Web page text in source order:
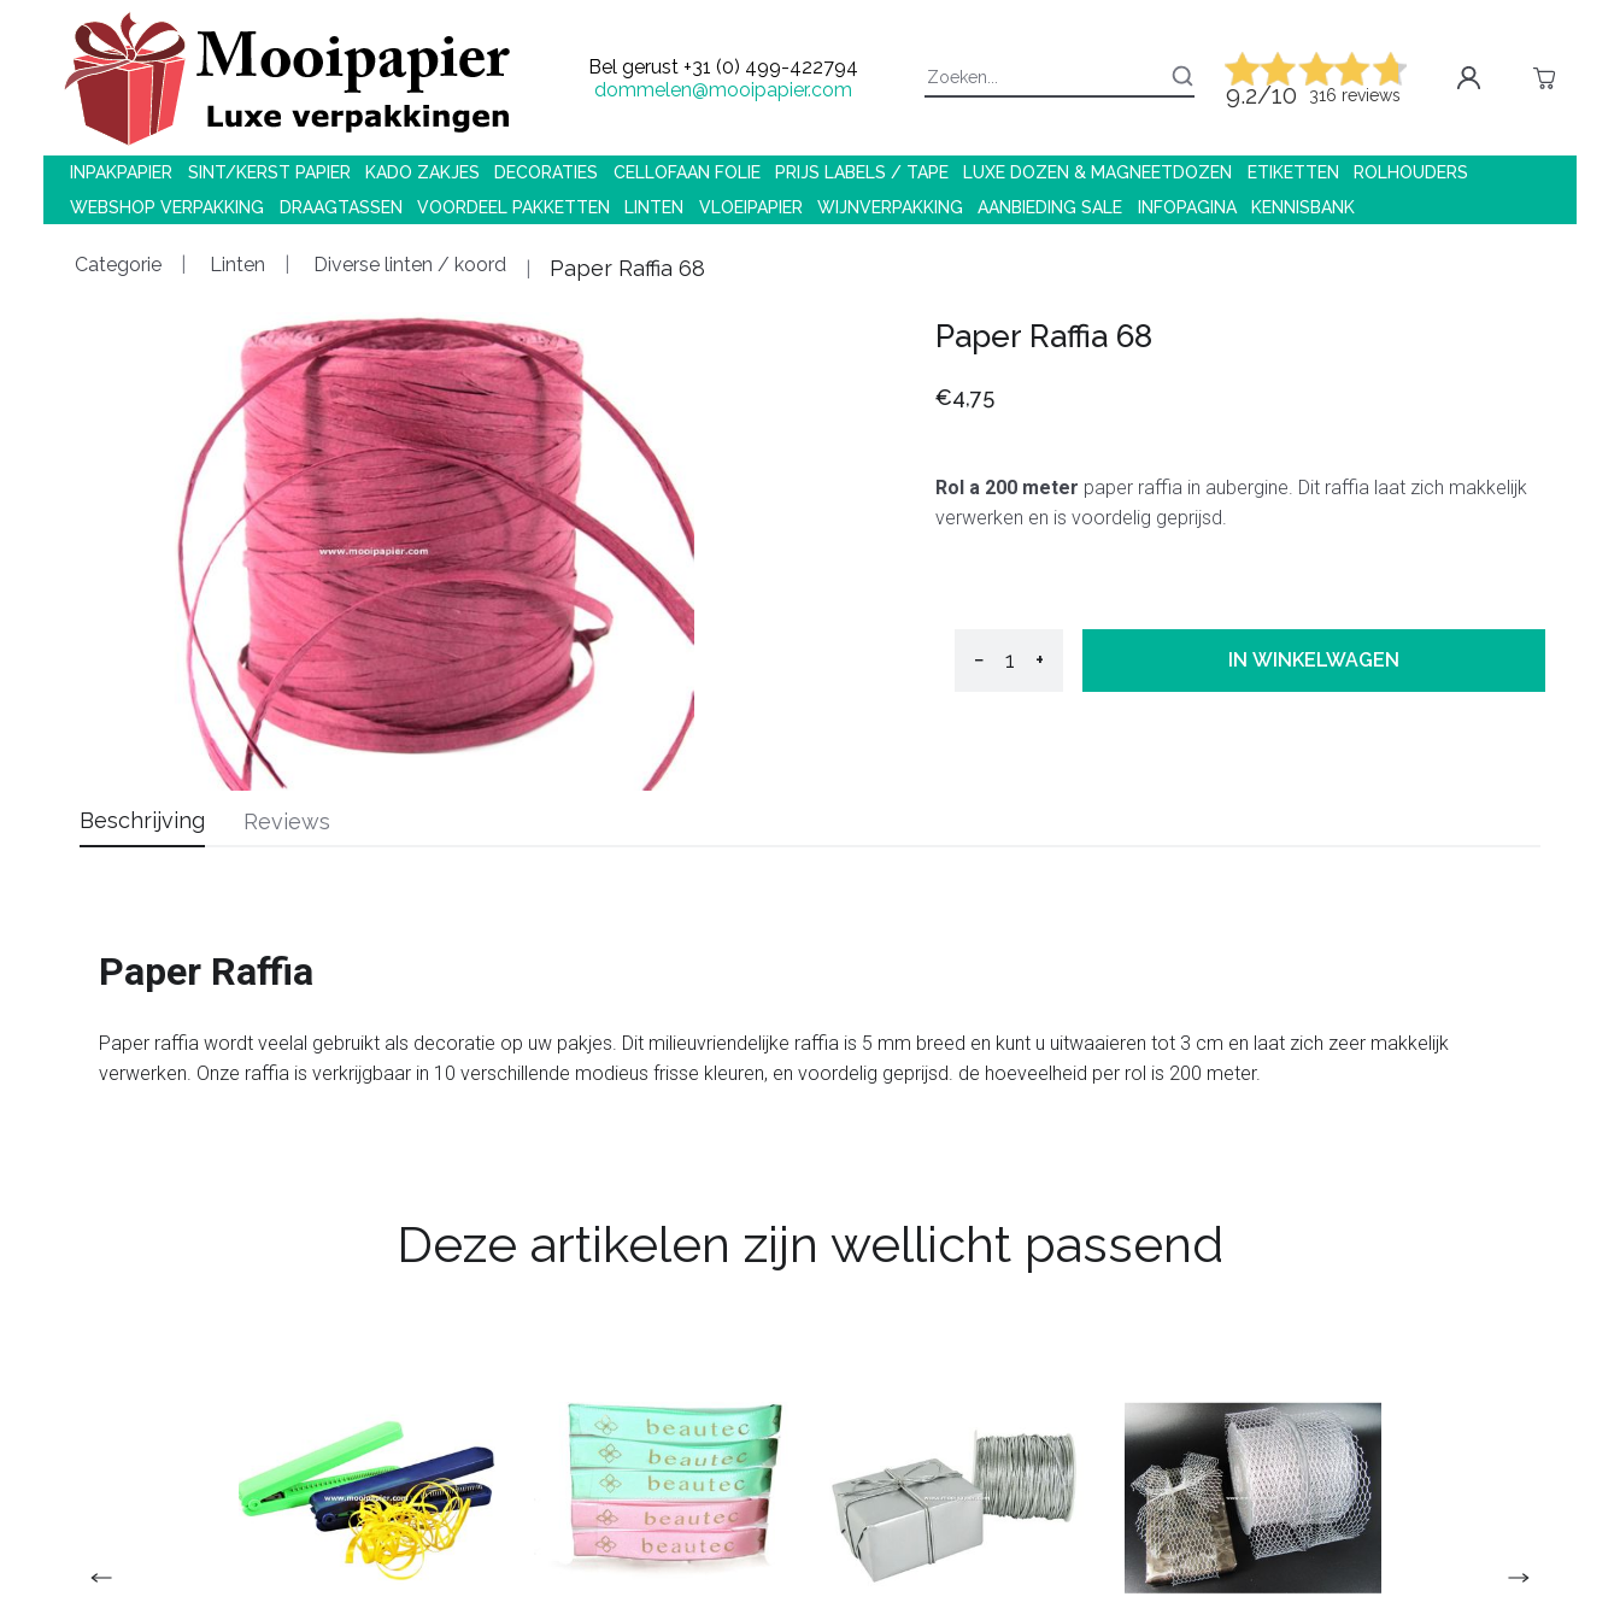
Bel gerust +31 (0) 499-422794
dommelen@mooipapier.com
9.2/10 316 reviews
INPAKPAPIER SINT/KERST PAPIER KADO ZAKJES DECORATIES CELLOFAAN FOLIE PRIJS LABELS / TAPE LUXE DOZEN & MAGNEETDOZEN ETIKETTEN
ROLHOUDERS
WEBSHOP VERPAKKING
DRAAGTASSEN VOORDEEL PAKKETTEN LINTEN VLOEIPAPIER WIJNVERPAKKING AANBIEDING SALE INFOPAGINA KENNISBANK
Categorie Linten Diverse linten / koord Paper Raffia 68
Paper Raffia 68
€4,75
Rol a 200 meter paper raffia in aubergine. Dit raffia laat zich makkelijk
verwerken en is voordelig geprijsd.
− + IN WINKELWAGEN
Beschrijving
Paper Raffia
Paper raffia wordt veelal gebruikt als decoratie op uw pakjes. Dit milieuvriendelijke raffia is 5 mm breed en kunt u uitwaaieren tot 3 cm en laat zich zeer makkelijk
verwerken. Onze raffia is verkrijgbaar in 10 verschillende modieus frisse kleuren, en voordelig geprijsd. de hoeveelheid per rol is 200 meter.
Reviews
Deze artikelen zijn wellicht passend